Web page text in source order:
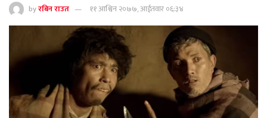
byरबिन राउत ११ आश्विन २०७७, आईतवार ०६:३४